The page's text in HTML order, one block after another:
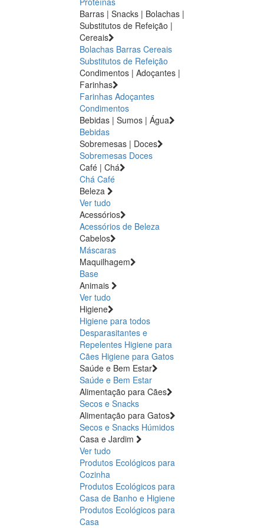
Barras | Snacks | Bolachas |
Substitutos de Refeição |
Cereais
Bolachas Barras Cereais
Substitutos de Refeição
Condimentos | Adoçantes |
Farinhas
Farinhas Adoçantes
Condimentos
Bebidas | Sumos | Água
Bebidas
Sobremesas | Doces
Sobremesas Doces
Café | Chá
Chá Café
Beleza
Ver tudo
Acessórios
Acessórios de Beleza
Cabelos
Máscaras
Maquilhagem
Base
Animais
Ver tudo
Higiene
Higiene para todos
Desparasitantes e
Repelentes Higiene para
Cães Higiene para Gatos
Saúde e Bem Estar
Saúde e Bem Estar
Alimentação para Cães
Secos e Snacks
Alimentação para Gatos
Secos e Snacks Húmidos
Casa e Jardim
Ver tudo
Produtos Ecológicos para
Cozinha
Produtos Ecológicos para
Casa de Banho e Higiene
Produtos Ecológicos para
Casa